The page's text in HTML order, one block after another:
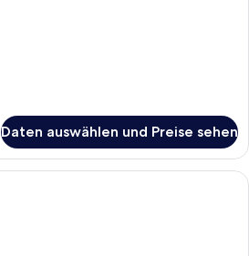
Daten auswählen und Preise sehen